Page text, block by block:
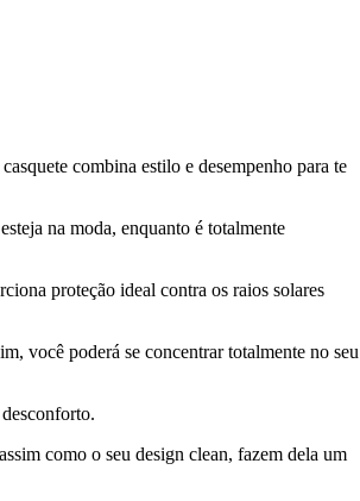
combina estilo e desempenho para te
na moda, enquanto é totalmente
proteção ideal contra os raios solares
você poderá se concentrar totalmente no seu
como o seu design clean, fazem dela um